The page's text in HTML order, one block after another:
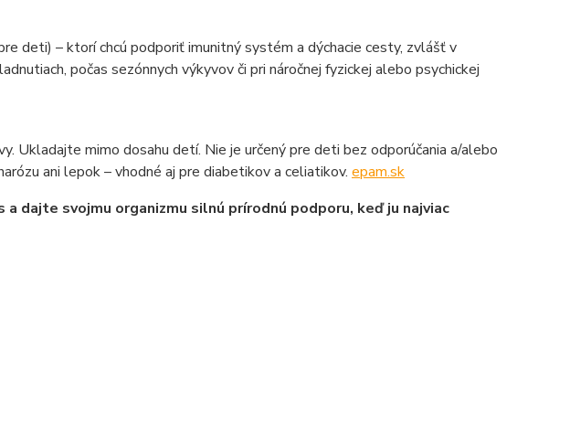
deti) – ktorí chcú podporiť imunitný systém a dýchacie cesty, zvlášť v
počas sezónnych výkyvov či pri náročnej fyzickej alebo psychickej
Ukladajte mimo dosahu detí. Nie je určený pre deti bez odporúčania a/alebo
ani lepok – vhodné aj pre diabetikov a celiatikov. epam.sk
a dajte svojmu organizmu silnú prírodnú podporu, keď ju najviac